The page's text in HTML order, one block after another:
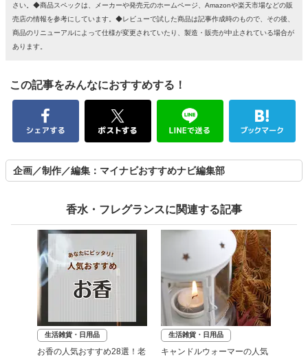
さい。◆商品スペックは、メーカーや発売元のホームページ、Amazonや楽天市場などの販
売店の情報を参考にしています。◆レビューで試した商品は記事作成時のもので、その後、
商品のリニューアルによって仕様が変更されていたり、製造・販売が中止されている場合が
あります。
この記事をみんなにおすすめする！
企画／制作／編集：マイナビおすすめナビ編集部
香水・フレグランスに関連する記事
生活雑貨・日用品
お香の人気おすすめ28選！老
生活雑貨・日用品
キャンドルウォーマーの人気